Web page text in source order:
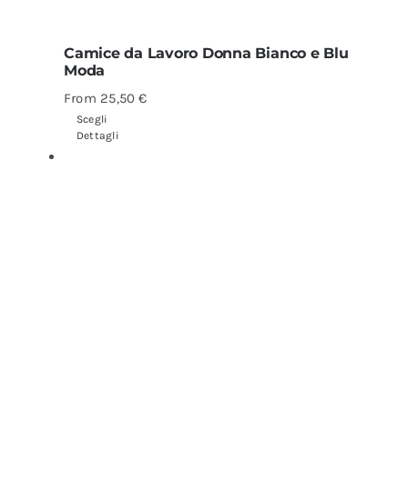
Camice da Lavoro Donna Bianco e Blu
Moda
From 25,50€
Scegli
Dettagli